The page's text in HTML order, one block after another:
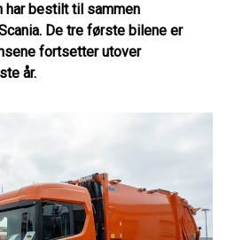
har bestilt til sammen
De tre første bilene er
fortsetter utover
år.